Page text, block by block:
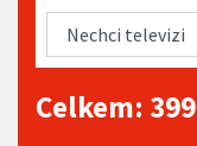
Celkem: 399